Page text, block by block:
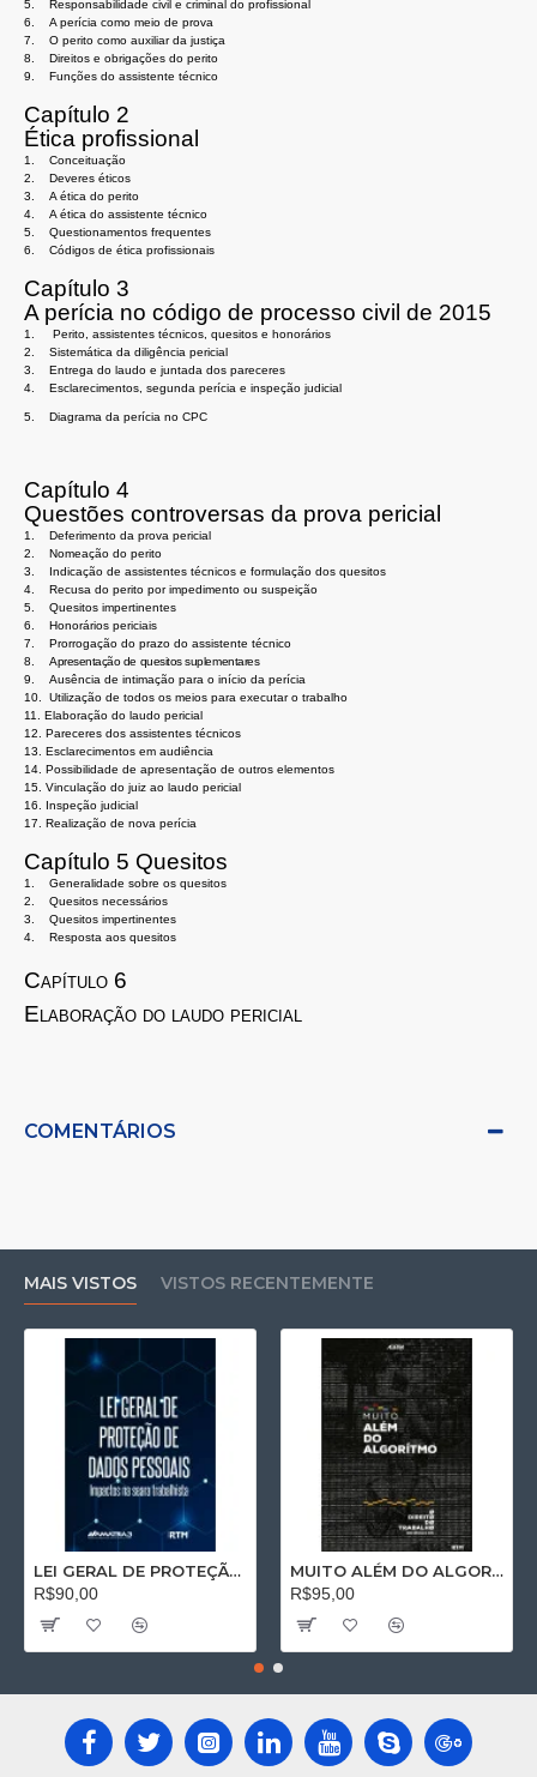
5.
Responsabilidade civil e criminal do profissional
6.
A perícia como meio de prova
7.
O perito como auxiliar da justiça
8.
Direitos e obrigações do perito
9.
Funções do assistente técnico
Capítulo 2
Ética profissional
1.
Conceituação
2.
Deveres éticos
3.
A ética do perito
4.
A ética do assistente técnico
5.
Questionamentos frequentes
6.
Códigos de ética profissionais
Capítulo 3
A perícia no código de processo civil de 2015
1.
Perito, assistentes técnicos, quesitos e honorários
2.
Sistemática da diligência pericial
3.
Entrega do laudo e juntada dos pareceres
4.
Esclarecimentos, segunda perícia e inspeção judicial
5. Diagrama da perícia no CPC
Capítulo 4
Questões controversas da prova pericial
1.
Deferimento da prova pericial
2.
Nomeação do perito
3.
Indicação de assistentes técnicos e formulação dos quesitos
4.
Recusa do perito por impedimento ou suspeição
5.
Quesitos impertinentes
6.
Honorários periciais
7.
Prorrogação do prazo do assistente técnico
8.
Apresentação de quesitos suplementares
9.
Ausência de intimação para o início da perícia
10.
Utilização de todos os meios para executar o trabalho
11. Elaboração do laudo pericial
12. Pareceres dos assistentes técnicos
13. Esclarecimentos em audiência
14. Possibilidade de apresentação de outros elementos
15. Vinculação do juiz ao laudo pericial
16. Inspeção judicial
17. Realização de nova perícia
Capítulo 5 Quesitos
1.
Generalidade sobre os quesitos
2.
Quesitos necessários
3.
Quesitos impertinentes
4.
Resposta aos quesitos
Capítulo 6
Elaboração do laudo pericial
COMENTÁRIOS
MAIS VISTOS VISTOS RECENTEMENTE
LEI GERAL DE PROTEÇÃO DE DADOS PESSOAIS: Impactos na seara trabalhista
R$90,00
MUITO ALÉM DO ALGORÍTMO: O Direito do Trabalho no Séc. XXI
R$95,00